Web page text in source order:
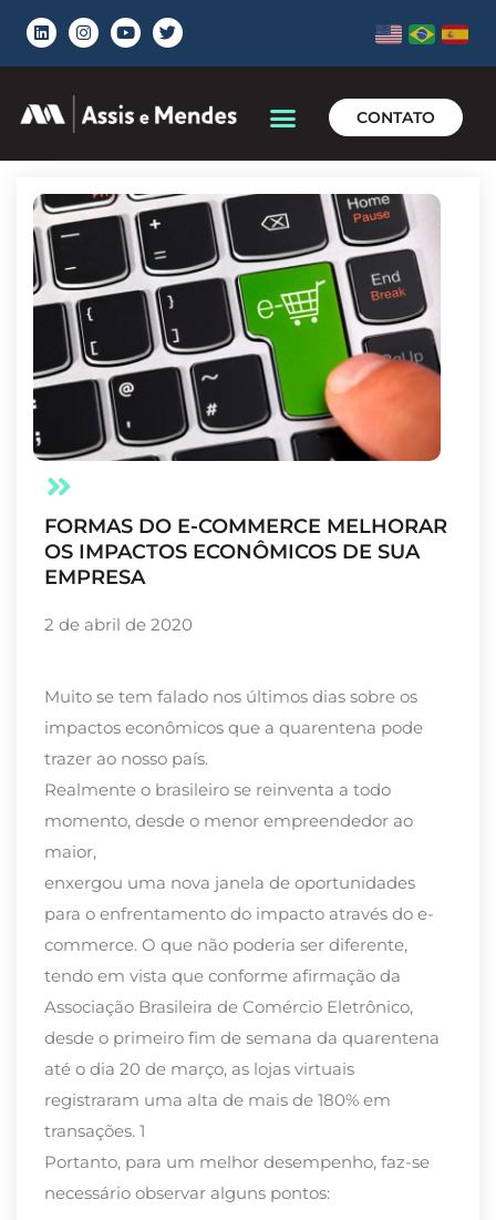
CONTATO
FORMAS DO E-COMMERCE MELHORAR
OS IMPACTOS ECONÔMICOS DE SUA
EMPRESA
2 de abril de 2020
Muito se tem falado nos últimos dias sobre os
impactos econômicos que a quarentena pode
trazer ao nosso país.
Realmente o brasileiro se reinventa a todo
momento, desde o menor empreendedor ao
maior,
enxergou uma nova janela de oportunidades
para o enfrentamento do impacto através do e-
commerce. O que não poderia ser diferente,
tendo em vista que conforme afirmação da
Associação Brasileira de Comércio Eletrônico,
desde o primeiro fim de semana da quarentena
até o dia 20 de março, as lojas virtuais
registraram uma alta de mais de 180% em
transações. 1
Portanto, para um melhor desempenho, faz-se
necessário observar alguns pontos: